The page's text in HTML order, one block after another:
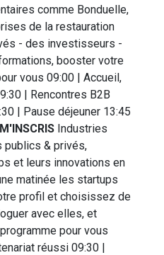
comme Bonduelle,
de la restauration
- des investisseurs -
booster votre
vous 09:00 | Accueil,
| Rencontres B2B
| Pause déjeuner 13:45
Industries
publics & privés,
et leurs innovations en
matinée les startups
profil et choisissez de
avec elles, et
pour vous
réussi 09:30 |